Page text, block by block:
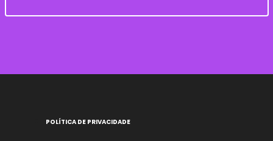
POLÍTICA DE PRIVACIDADE